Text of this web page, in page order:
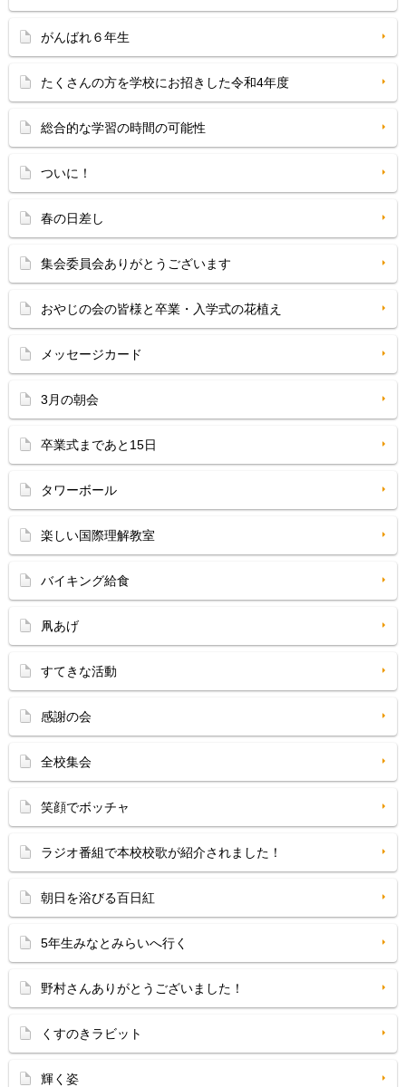
がんばれ６年生
たくさんの方を学校にお招きした令和4年度
総合的な学習の時間の可能性
ついに！
春の日差し
集会委員会ありがとうございます
おやじの会の皆様と卒業・入学式の花植え
メッセージカード
3月の朝会
卒業式まであと15日
タワーボール
楽しい国際理解教室
バイキング給食
凧あげ
すてきな活動
感謝の会
全校集会
笑顔でボッチャ
ラジオ番組で本校校歌が紹介されました！
朝日を浴びる百日紅
5年生みなとみらいへ行く
野村さんありがとうございました！
くすのきラビット
輝く姿